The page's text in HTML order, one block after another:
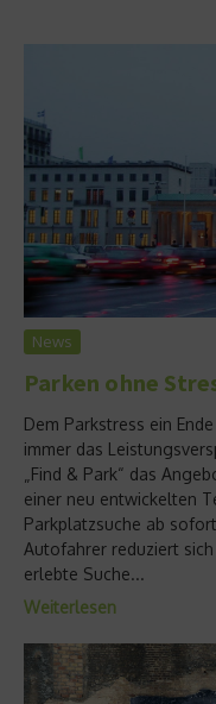
News
Parken ohne
Dem Parkstress ein
immer das
„Find & Park“ das
einer neu entwickelten
Parkplatzsuche ab
Autofahrer reduziert
erlebte Suche...
Weiterlesen